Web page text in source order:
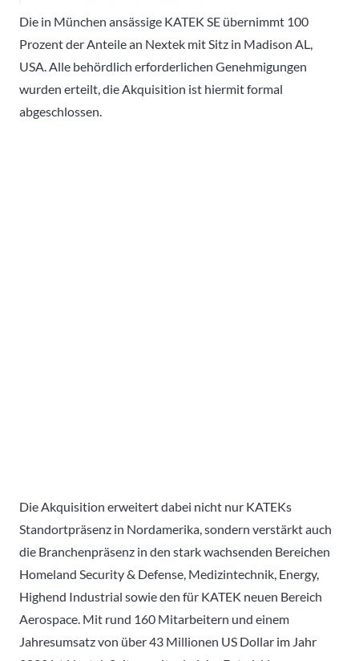
Die in München ansässige KATEK SE übernimmt 100
Prozent der Anteile an Nextek mit Sitz in Madison AL,
USA. Alle behördlich erforderlichen Genehmigungen
wurden erteilt, die Akquisition ist hiermit formal
abgeschlossen.
Die Akquisition erweitert dabei nicht nur KATEKs
Standortpräsenz in Nordamerika, sondern verstärkt auch
die Branchenpräsenz in den stark wachsenden Bereichen
Homeland Security & Defense, Medizintechnik, Energy,
Highend Industrial sowie den für KATEK neuen Bereich
Aerospace. Mit rund 160 Mitarbeitern und einem
Jahresumsatz von über 43 Millionen US Dollar im Jahr